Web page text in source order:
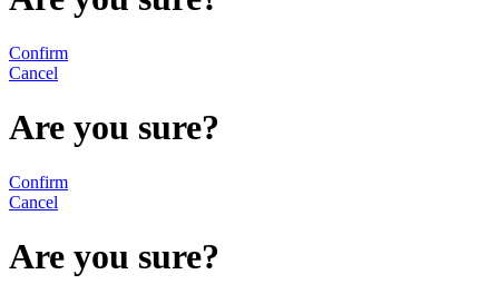
Confirm
Cancel
Are you sure?
Confirm
Cancel
Are you sure?